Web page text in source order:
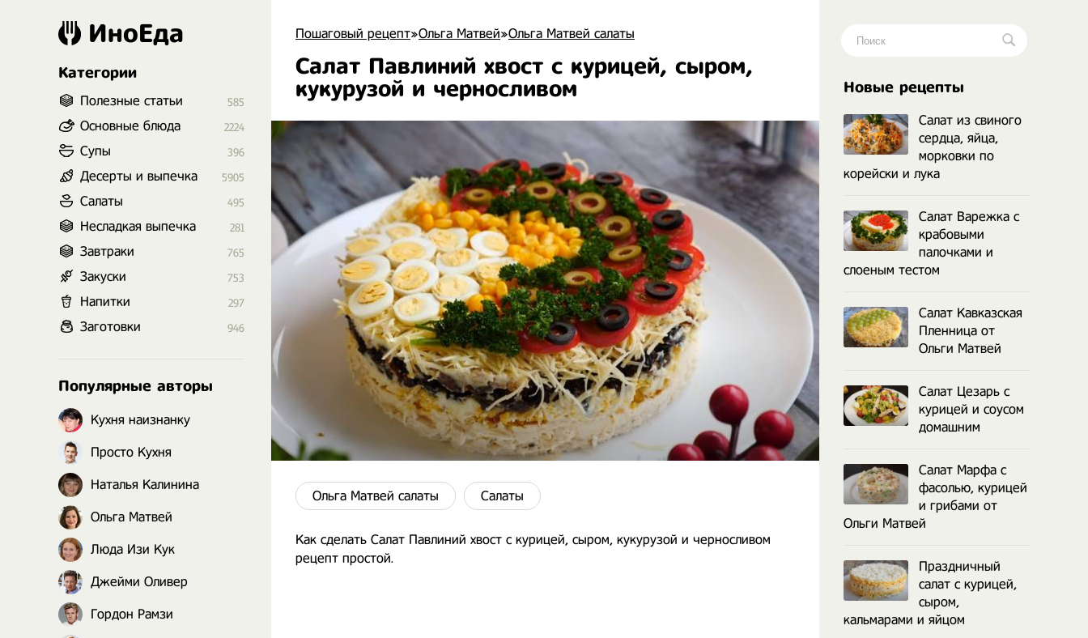
Пошаговый рецепт»Ольга Матвей»Ольга Матвей салаты
Салат Павлиний хвост с курицей, сыром,
кукурузой и черносливом
Ольга Матвей салаты Салаты
Как сделать Салат Павлиний хвост с курицей, сыром, кукурузой и черносливом
рецепт простой.
ИноЕда
Категории
Полезные статьи 585
Основные блюда 2224
Супы 396
Десерты и выпечка 5905
Салаты 495
Несладкая выпечка 281
Завтраки 765
Закуски 753
Напитки 297
Заготовки 946
Популярные авторы
Кухня наизнанку
Просто Кухня
Наталья Калинина
Ольга Матвей
Люда Изи Кук
Джейми Оливер
Гордон Рамзи
Новые рецепты
Салат из свиного
сердца, яйца,
морковки по
корейски и лука
Салат Варежка с
крабовыми
палочками и
слоеным тестом
Салат Кавказская
Пленница от
Ольги Матвей
Салат Цезарь с
курицей и соусом
домашним
Салат Марфа с
фасолью, курицей
и грибами от
Ольги Матвей
Праздничный
салат с курицей,
сыром,
кальмарами и яйцом